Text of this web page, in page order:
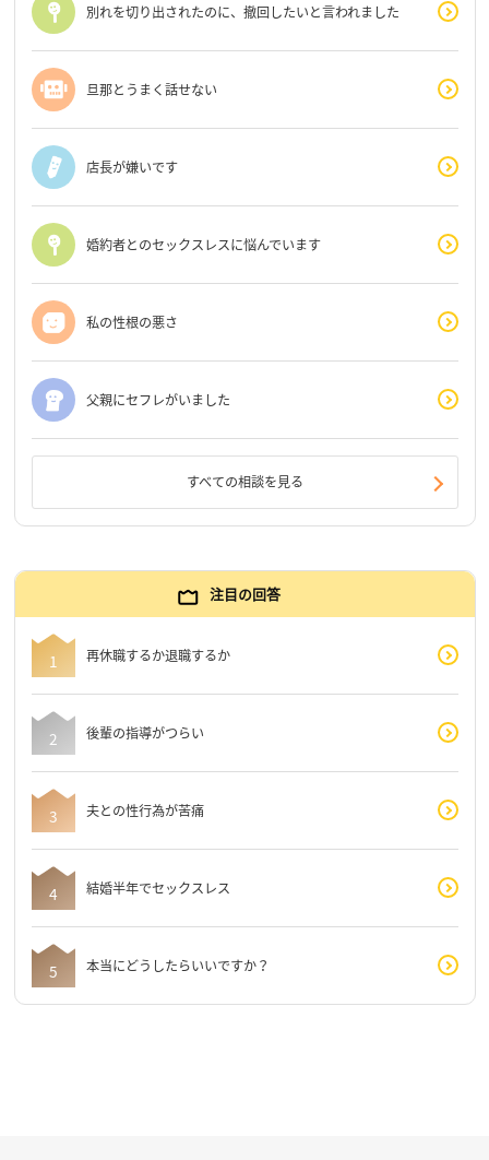
別れを切り出されたのに、撤回したいと言われました
旦那とうまく話せない
店長が嫌いです
婚約者とのセックスレスに悩んでいます
私の性根の悪さ
父親にセフレがいました
すべての相談を見る
注目の回答
再休職するか退職するか
後輩の指導がつらい
夫との性行為が苦痛
結婚半年でセックスレス
本当にどうしたらいいですか？